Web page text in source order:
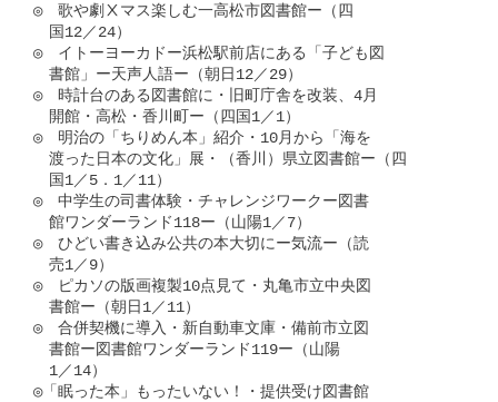
◎　歌や劇Ⅹマス楽しむ一高松市図書館ー（四
国12／24）
◎　イトーヨーカドー浜松駅前店にある「子ども図
書館」ー天声人語ー（朝日12／29）
◎　時計台のある図書館に・旧町庁舎を改装、4月
開館・高松・香川町ー（四国1／1）
◎　明治の「ちりめん本」紹介・10月から「海を
渡った日本の文化」展・（香川）県立図書館ー（四
国1／5．1／11）
◎　中学生の司書体験・チャレンジワークー図書
館ワンダーランド118ー（山陽1／7）
◎　ひどい書き込み公共の本大切にー気流ー（読
売1／9）
◎　ピカソの版画複製10点見て・丸亀市立中央図
書館ー（朝日1／11）
◎　合併契機に導入・新自動車文庫・備前市立図
書館ー図書館ワンダーランド119ー（山陽
1／14）
◎「眠った本」もったいない！・提供受け図書館